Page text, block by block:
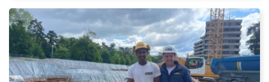
Envoyer
Envoyer